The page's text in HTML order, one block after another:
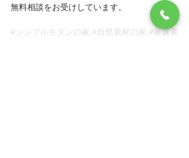
無料相談をお受けしています。
#シンプルモダンの家 ,#自然素材の家,#厳選素